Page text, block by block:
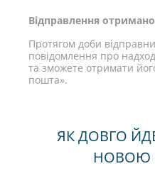
Відправлення отримано
Протягом доби
повідомлення про
та зможете отримати
пошта».
ЯК ДОВГО